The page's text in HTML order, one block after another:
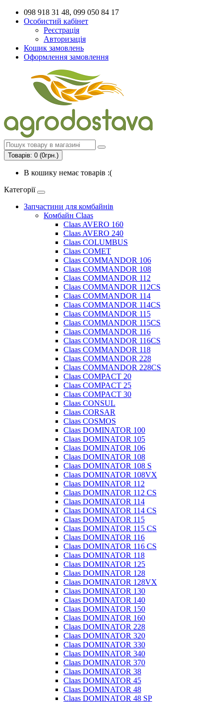
098 918 31 48, 099 050 84 17
Особистий кабінет
Реєстрація
Авторизація
Кошик замовлень
Оформлення замовлення
Товарів: 0 (0грн.)
В кошику немає товарів :(
Категорії
Запчастини для комбайнів
Комбайн Claas
Claas AVERO 160
Claas AVERO 240
Claas COLUMBUS
Claas COMET
Claas COMMANDOR 106
Claas COMMANDOR 108
Claas COMMANDOR 112
Claas COMMANDOR 112CS
Claas COMMANDOR 114
Claas COMMANDOR 114CS
Claas COMMANDOR 115
Claas COMMANDOR 115CS
Claas COMMANDOR 116
Claas COMMANDOR 116CS
Claas COMMANDOR 118
Claas COMMANDOR 228
Claas COMMANDOR 228CS
Claas COMPACT 20
Claas COMPACT 25
Claas COMPACT 30
Claas CONSUL
Claas CORSAR
Claas COSMOS
Claas DOMINATOR 100
Claas DOMINATOR 105
Claas DOMINATOR 106
Claas DOMINATOR 108
Claas DOMINATOR 108 S
Claas DOMINATOR 108VX
Claas DOMINATOR 112
Claas DOMINATOR 112 CS
Claas DOMINATOR 114
Claas DOMINATOR 114 CS
Claas DOMINATOR 115
Claas DOMINATOR 115 CS
Claas DOMINATOR 116
Claas DOMINATOR 116 CS
Claas DOMINATOR 118
Claas DOMINATOR 125
Claas DOMINATOR 128
Claas DOMINATOR 128VX
Claas DOMINATOR 130
Claas DOMINATOR 140
Claas DOMINATOR 150
Claas DOMINATOR 160
Claas DOMINATOR 228
Claas DOMINATOR 320
Claas DOMINATOR 330
Claas DOMINATOR 340
Claas DOMINATOR 370
Claas DOMINATOR 38
Claas DOMINATOR 45
Claas DOMINATOR 48
Claas DOMINATOR 48 SP